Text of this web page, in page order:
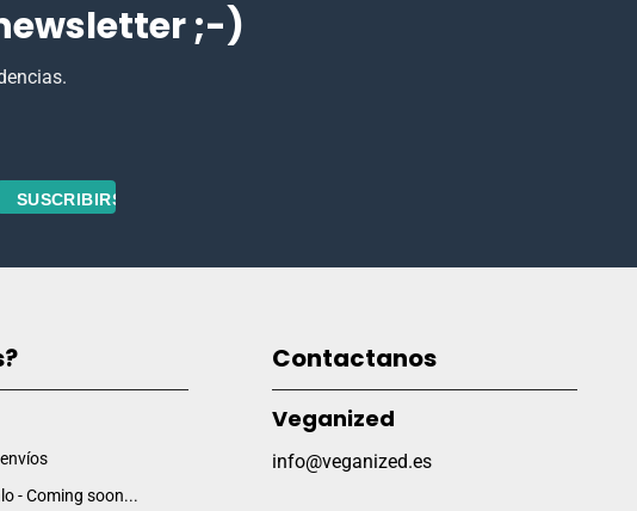
;-)
- Coming soon...
Contactanos
Veganized
info@veganized.es